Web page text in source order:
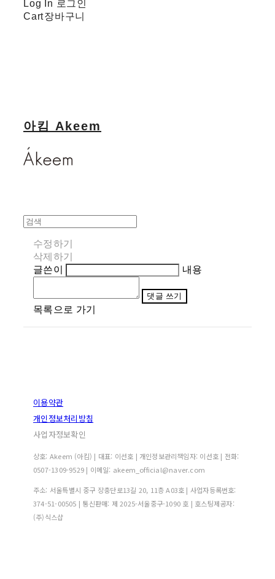
Log In 로그인
Cart장바구니
아킴 Akeem
수정하기
삭제하기
글쓴이
내용
댓글 쓰기
목록으로 가기
이용약관
개인정보처리방침
사업자정보확인
상호: Akeem (아킴) | 대표: 이선호 | 개인정보관리책임자: 이선호 | 전화:
0507-1309-9529 | 이메일: akeem_official@naver.com
주소: 서울특별시 중구 장충단로13길 20, 11층 A03호 | 사업자등록번호:
374-51-00505 | 통신판매: 제 2025-서울중구-1090 호 | 호스팅제공자:
(주)식스샵